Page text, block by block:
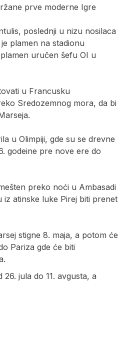
prve moderne Igre
poslednji u nizu nosilaca
plamen na stadionu
uručen šefu OI u
u Francusku
Sredozemnog mora, da bi
u Olimpiji, gde su se drevne
godeine pre nove ere do
preko noći u Ambasadi
atinske luke Pirej biti prenet
stigne 8. maja, a potom će
Pariza gde će biti
jula do 11. avgusta, a